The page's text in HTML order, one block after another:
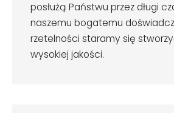
posłużą Państwu przez długi
naszemu bogatemu
rzetelności staramy się
wysokiej jakości.